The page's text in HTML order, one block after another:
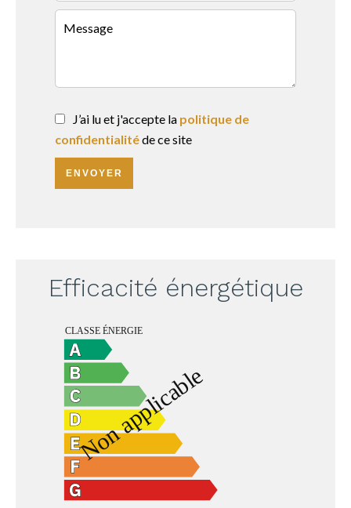
J’ai lu et j'accepte la politique de
confidentialitéde ce site
ENVOYER
Efficacité énergétique